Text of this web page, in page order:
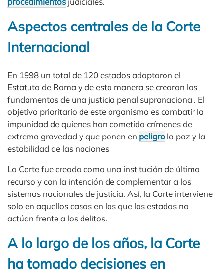
Aspectos centrales de la Corte
Internacional
En 1998 un total de 120 estados adoptaron el
Estatuto de Roma y de esta manera se crearon los
fundamentos de una justicia penal supranacional. El
objetivo prioritario de este organismo es combatir la
impunidad de quienes han cometido crímenes de
extrema gravedad y que ponen en peligro la paz y la
estabilidad de las naciones.
La Corte fue creada como una institución de último
recurso y con la intención de complementar a los
sistemas nacionales de justicia. Así, la Corte interviene
solo en aquellos casos en los que los estados no
actúan frente a los delitos.
A lo largo de los años, la Corte
ha tomado decisiones en